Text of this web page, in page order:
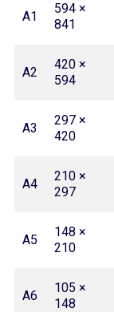
A1
594 ×
841
A2
420 ×
594
A3
297 ×
420
A4
210 ×
297
A5
148 ×
210
A6
105 ×
148